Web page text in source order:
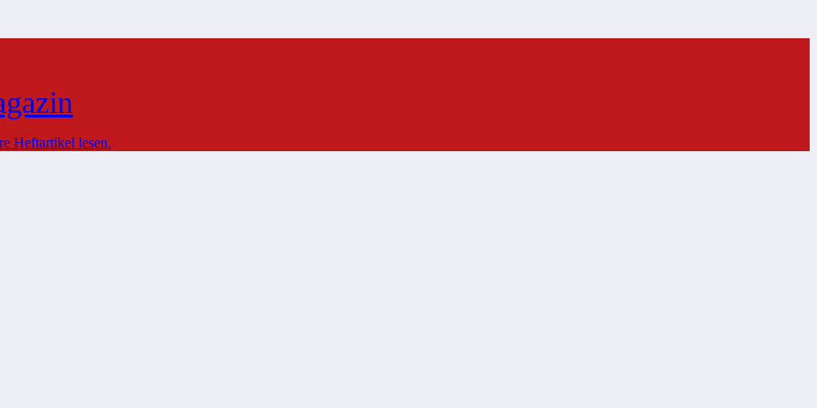
Heftartikel lesen.